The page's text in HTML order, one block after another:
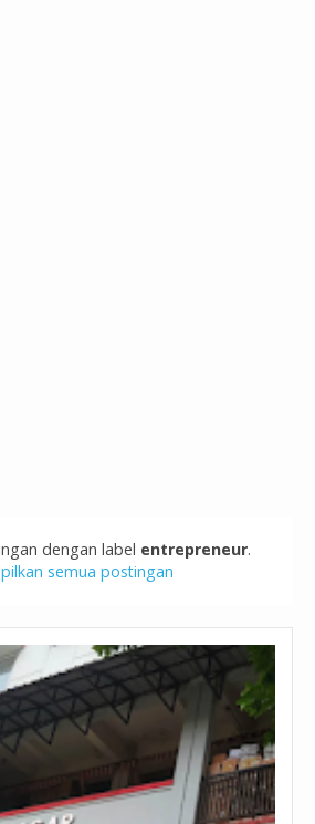
dengan label entrepreneur.
semua postingan